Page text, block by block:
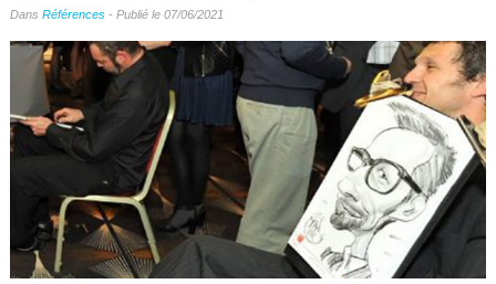
Dans Références- Publié le 07/06/2021